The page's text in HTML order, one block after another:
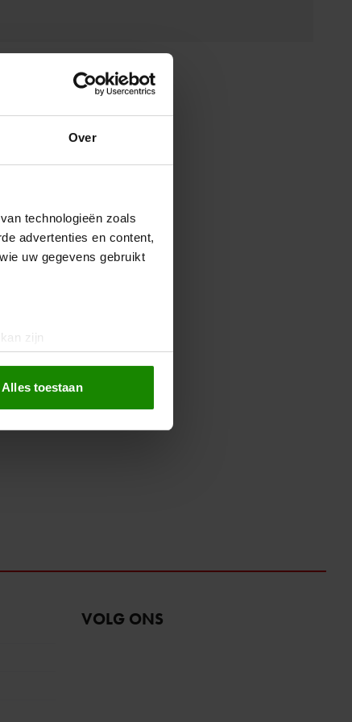
Over
technologieën zoals
advertenties en content,
uw gegevens gebruikt
zijn
te bieden en om ons
Alles toestaan
VOLG ONS